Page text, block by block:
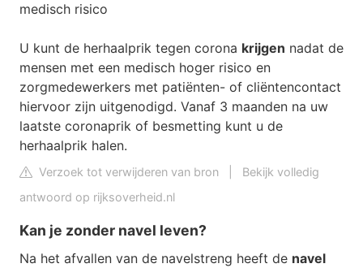
medisch risico
U kunt de herhaalprik tegen corona krijgen nadat de
mensen met een medisch hoger risico en
zorgmedewerkers met patiënten- of cliëntencontact
hiervoor zijn uitgenodigd. Vanaf 3 maanden na uw
laatste coronaprik of besmetting kunt u de
herhaalprik halen.
Verzoek tot verwijderen van bron
Bekijk volledig
antwoord op rijksoverheid.nl
Kan je zonder navel leven?
Na het afvallen van de navelstreng heeft de navel